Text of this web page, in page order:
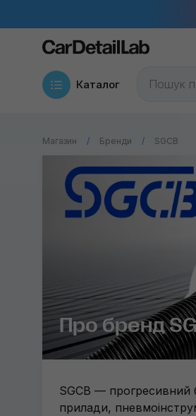
Каталог
Магазин Бренди SGCB
Про бренд
SGCB — прогресивний
прилади,